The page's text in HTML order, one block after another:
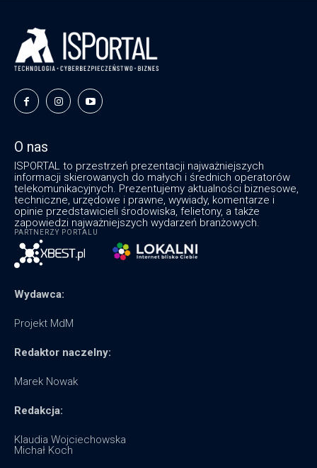
O nas
ISPORTAL to przestrzeń prezentacji najważniejszych
informacji skierowanych do małych i średnich operatorów
telekomunikacyjnych. Prezentujemy aktualności biznesowe,
techniczne, urzędowe i prawne, wywiady, komentarze i
opinie przedstawicieli środowiska, felietony, a także
zapowiedzi najważniejszych wydarzeń branżowych.
PARTNERZY PORTALU
Wydawca:
Projekt MdM
Redaktor naczelny:
Marek Nowak
Redakcja:
Klaudia Wojciechowska
Michał Koch